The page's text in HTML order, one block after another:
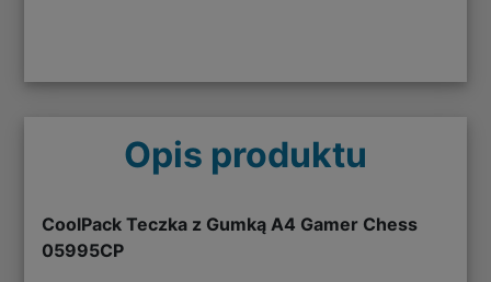
Opis produktu
CoolPack Teczka z Gumką A4 Gamer Chess
05995CP